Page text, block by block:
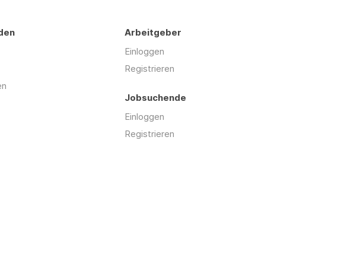
Arbeitgeber
Einloggen
Registrieren
Jobsuchende
Einloggen
Registrieren